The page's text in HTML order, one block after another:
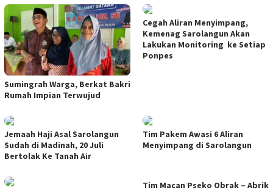
Sumingrah Warga, Berkat Bakri
Rumah Impian Terwujud
Cegah Aliran Menyimpang,
Kemenag Sarolangun Akan
Lakukan Monitoring ke Setiap
Ponpes
Jemaah Haji Asal Sarolangun
Sudah di Madinah, 20 Juli
Bertolak Ke Tanah Air
Tim Pakem Awasi 6 Aliran
Menyimpang di Sarolangun
Tim Macan Pseko Obrak – Abrik